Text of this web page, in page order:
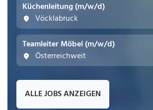
Küchenleitung (m/w/d)
Vöcklabruck
Teamleiter Möbel (m/w/d)
Österreichweit
ALLE JOBS ANZEIGEN